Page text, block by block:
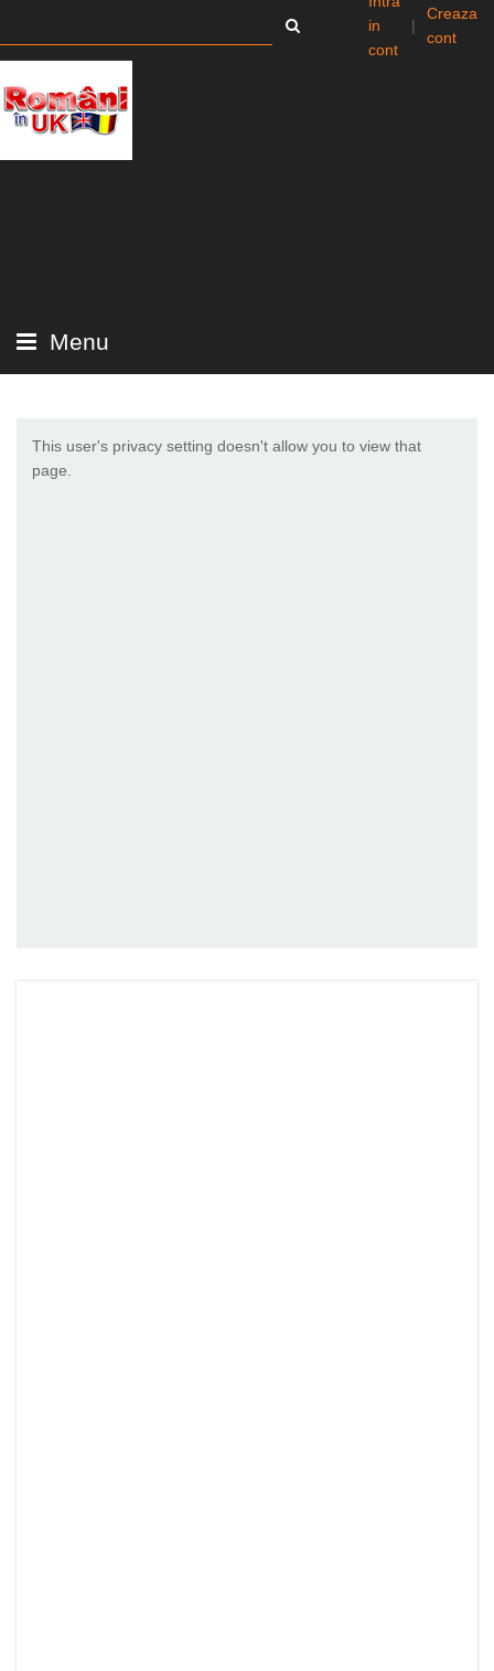
in
cont
|
Creaza
cont
Menu
This user's privacy setting doesn't allow you to view that
page.